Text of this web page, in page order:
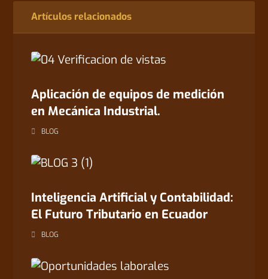
Artículos relacionados
Aplicación de equipos de medición
en Mecánica Industrial.
BLOG
Inteligencia Artificial y Contabilidad:
El Futuro Tributario en Ecuador
BLOG